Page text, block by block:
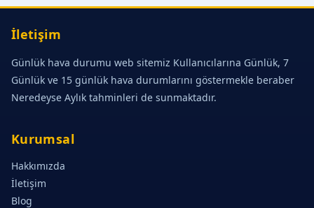
İletişim
Günlük hava durumu web sitemiz Kullanıcılarına Günlük, 7
Günlük ve 15 günlük hava durumlarını göstermekle beraber
Neredeyse Aylık tahminleri de sunmaktadır.
Kurumsal
Hakkımızda
İletişim
Blog